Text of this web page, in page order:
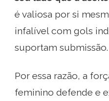
é valiosa por si
infalível com gols
suportam submissão.
Por essa razão, a
feminino defende e